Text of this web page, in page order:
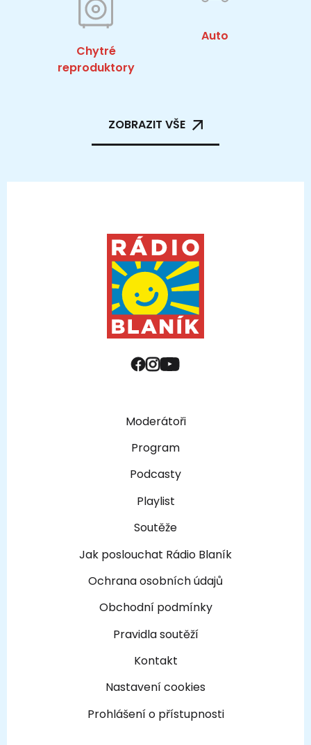
Chytré
reproduktory
Auto
ZOBRAZIT VŠE
Moderátoři
Program
Podcasty
Playlist
Soutěže
Jak poslouchat Rádio Blaník
Ochrana osobních údajů
Obchodní podmínky
Pravidla soutěží
Kontakt
Nastavení cookies
Prohlášení o přístupnosti